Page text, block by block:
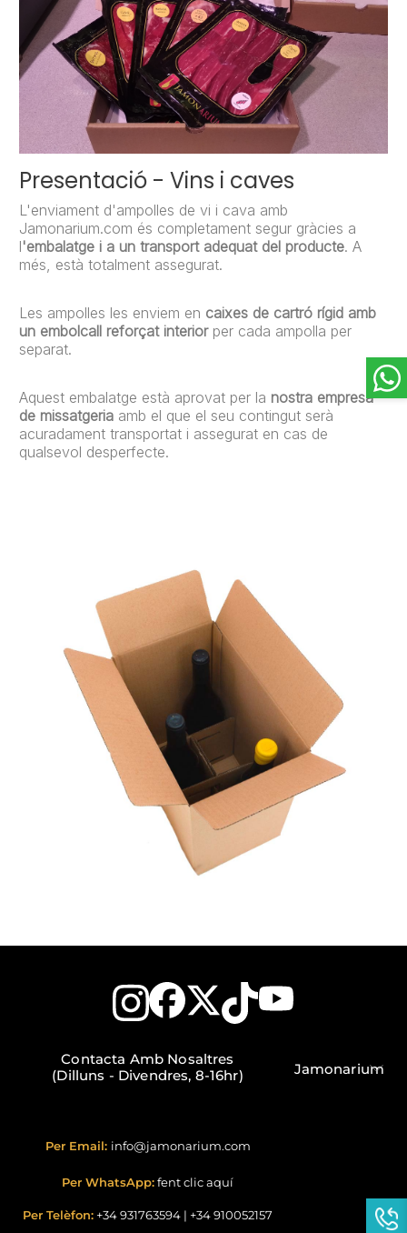
Presentació - Vins i caves
L'enviament d'ampolles de vi i cava amb
Jamonarium.com és completament segur gràcies a
l'embalatge i a un transport adequat del producte. A
més, està totalment assegurat.
Les ampolles les enviem en caixes de cartró rígid amb
un embolcall reforçat interiorper cada ampolla per
separat.
Aquest embalatge està aprovat per la nostra empresa
de missatgeria amb el que el seu contingut serà
acuradament transportat i assegurat en cas de
qualsevol desperfecte.
Contacta Amb Nosaltres
(Dilluns - Divendres, 8-16hr)
Per Email: info@jamonarium.com
Per WhatsApp:fent clic aquí
Per Telèfon: +34 931763594 | +34 910052157
Jamonarium